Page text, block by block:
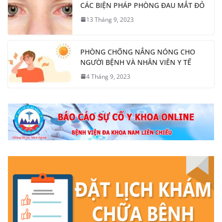
CÁC BIỆN PHÁP PHÒNG ĐAU MẮT ĐỎ
13 Tháng 9, 2023
PHÒNG CHỐNG NẮNG NÓNG CHO
NGƯỜI BỆNH VÀ NHÂN VIÊN Y TẾ
4 Tháng 9, 2023